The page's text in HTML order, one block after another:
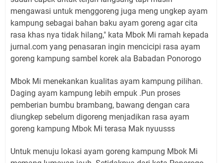
mengawasi untuk menggoreng juga meng ungkep ayam
kampung sebagai bahan baku ayam goreng agar cita
rasa khas nya tidak hilang," kata Mbok Mi ramah kepada
jurnal.com yang penasaran ingin mencicipi rasa ayam
goreng kampung sambel korek ala Babadan Ponorogo
Mbok Mi menekankan kualitas ayam kampung pilihan.
Daging ayam kampung lebih empuk .Pun proses
pemberian bumbu brambang, bawang dengan cara
diungkep sebelum digoreng menjadikan rasa ayam
goreng kampung Mbok Mi terasa Mak nyuusss
Untuk menuju lokasi ayam goreng kampung Mbok Mi